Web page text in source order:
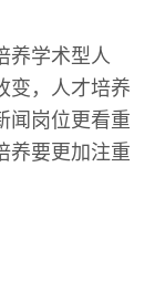
养学术型人
变，人才培养
闻岗位更看重
养要更加注重